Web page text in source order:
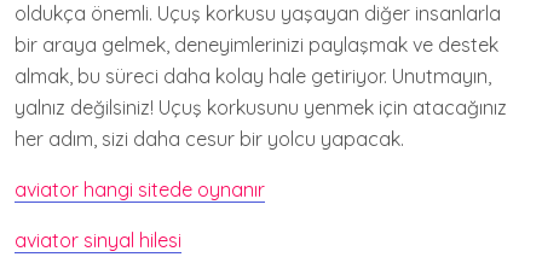
oldukça önemli. Uçuş korkusu yaşayan diğer insanlarla
bir araya gelmek, deneyimlerinizi paylaşmak ve destek
almak, bu süreci daha kolay hale getiriyor. Unutmayın,
yalnız değilsiniz! Uçuş korkusunu yenmek için atacağınız
her adım, sizi daha cesur bir yolcu yapacak.
aviator hangi sitede oynanır
aviator sinyal hilesi